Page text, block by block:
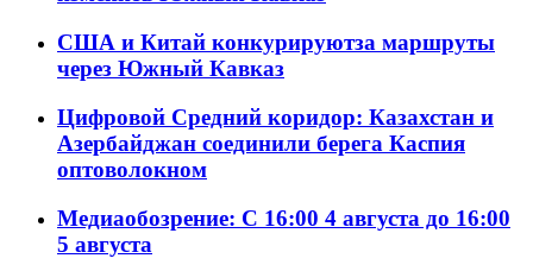
США и Китай конкурируютза маршруты
через Южный Кавказ
Цифровой Средний коридор: Казахстан и
Азербайджан соединили берега Каспия
оптоволокном
Медиаобозрение: С 16:00 4 августа до 16:00
5 августа